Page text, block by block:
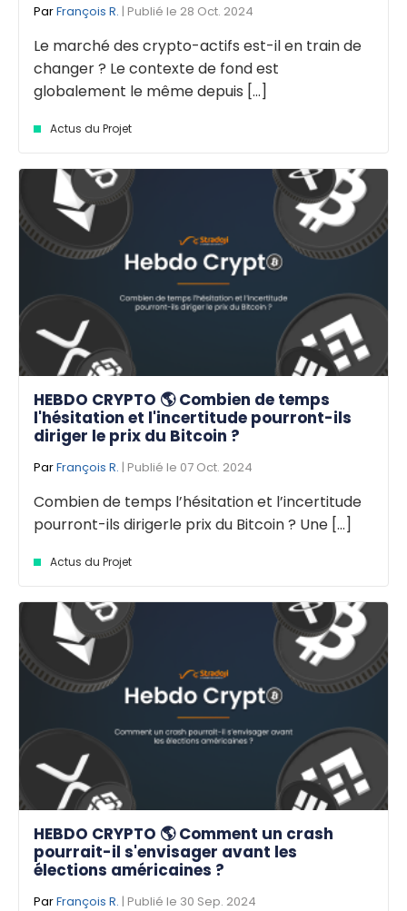
ParFrançois R. | Publié le 28 Oct. 2024
Le marché des crypto-actifs est-il en train de
changer ? Le contexte de fond est
globalement le même depuis [...]
Actus du Projet
HEBDO CRYPTO 🌎 Combien de temps
l'hésitation et l'incertitude pourront-ils
diriger le prix du Bitcoin ?
ParFrançois R. | Publié le 07 Oct. 2024
Combien de temps l’hésitation et l’incertitude
pourront-ils dirigerle prix du Bitcoin ? Une [...]
Actus du Projet
HEBDO CRYPTO 🌎 Comment un crash
pourrait-il s'envisager avant les
élections américaines ?
ParFrançois R. | Publié le 30 Sep. 2024